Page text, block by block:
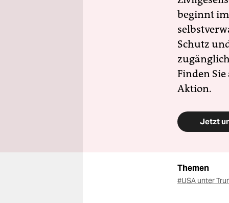
beginnt
Schutz
Finden
Aktion.
Jetzt
Themen
#USA unter